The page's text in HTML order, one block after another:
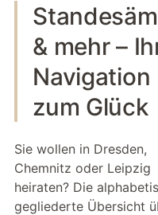
& mehr –
Navigation
zum Glück
Sie wollen in Dresden,
Chemnitz oder Leipzig
heiraten? Die
gegliederte Übersicht